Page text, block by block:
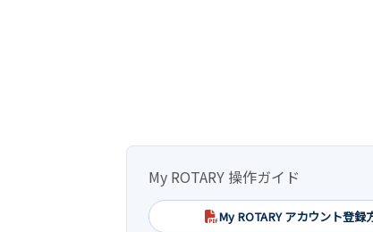
My ROTARY 操作ガイド
My ROTARY アカウント登録